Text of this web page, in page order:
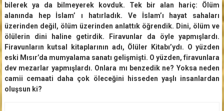
bilerek ya da bilmeyerek kovduk. Tek bir alan hariç: Ölüm
alanında hep İslam’ ı hatırladık. Ve İslam’ı hayat sahaları
üzerinden değil, ölüm üzerinden anlattık öğrendik. Dini, ölüm ve
ölülerin dini haline getirdik. Firavunlar da öyle yapmışlardı.
Firavunların kutsal kitaplarının adı, Ölüler Kitabı’ydı. O yüzden
eski Mısır’da mumyalama sanatı gelişmişti. O yüzden, firavunlara
dev mezarlar yapmışlardı. Onlara mı benzedik ne? Yoksa neden
camii cemaati daha çok öleceğini hisseden yaşlı insanlardan
oluşsun ki?